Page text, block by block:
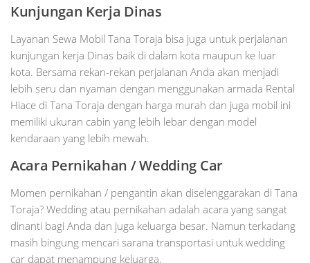
Kunjungan Kerja Dinas
Layanan Sewa Mobil Tana Toraja bisa juga untuk perjalanan
kunjungan kerja Dinas baik di dalam kota maupun ke luar
kota. Bersama rekan-rekan perjalanan Anda akan menjadi
lebih seru dan nyaman dengan menggunakan armada Rental
Hiace di Tana Toraja dengan harga murah dan juga mobil ini
memiliki ukuran cabin yang lebih lebar dengan model
kendaraan yang lebih mewah.
Acara Pernikahan / Wedding Car
Momen pernikahan / pengantin akan diselenggarakan di Tana
Toraja? Wedding atau pernikahan adalah acara yang sangat
dinanti bagi Anda dan juga keluarga besar. Namun terkadang
masih bingung mencari sarana transportasi untuk wedding
car dapat menampung keluarga.